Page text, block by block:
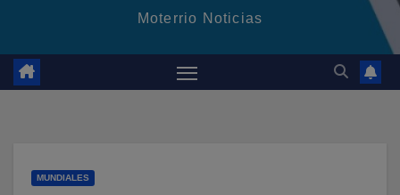
Moterrio Noticias
MUNDIALES